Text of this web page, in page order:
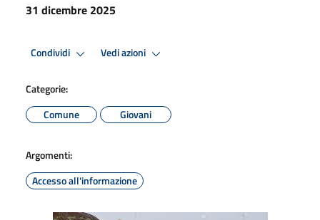
31 dicembre 2025
Condividi Vedi azioni
Categorie:
Comune
Giovani
Argomenti:
Accesso all'informazione